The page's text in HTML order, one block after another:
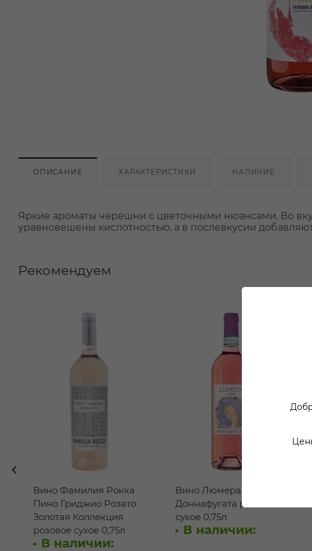
ОПИСАНИЕ ХАРАКТЕРИСТИКИ НАЛИЧИЕ
Яркие ароматы черешни с цветочными нюансами. Во
уравновешены кислотностью, а в послевкусии
Рекомендуем
Вино Фамилия Рокка
Пино Гриджио Розато
Золотая Коллекция
розовое сухое 0,75л
В наличии:
Вино Люмера
Доннафугата розовое
сухое 0,75л
В наличии: